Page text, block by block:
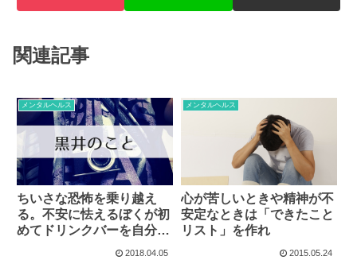
関連記事
メンタルヘルス
ちいさな恐怖を乗り越え
る。不安に怯えるぼくが初
めてドリンクバーを自分で
2018.04.05
メンタルヘルス
心が苦しいときや精神が不
安定なときは「できたこと
リスト」を作れ
2015.05.24